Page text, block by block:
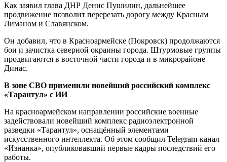
Как заявил глава ДНР Денис Пушилин, дальнейшее
продвижение позволит перерезать дорогу между Красным
Лиманом и Славянском.
Он добавил, что в Красноармейске (Покровск) продолжаются
бои и зачистка северной окраины города. Штурмовые группы
продвигаются в восточной части города и в микрорайоне
Динас.
В зоне СВО применили новейший российский комплекс
«Тарантул» с ИИ
На красноармейском направлении российские военные
задействовали новейший комплекс радиоэлектронной
разведки «Тарантул», оснащённый элементами
искусственного интеллекта. Об этом сообщил Telegram-канал
«Изнанка», опубликовавший первые кадры последствий его
работы.